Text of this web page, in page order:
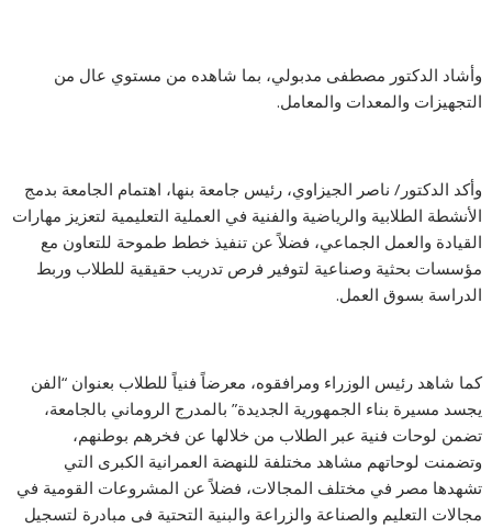
وأشاد الدكتور مصطفى مدبولي، بما شاهده من مستوي عال من
التجهيزات والمعدات والمعامل.
وأكد الدكتور/ ناصر الجيزاوي، رئيس جامعة بنها، اهتمام الجامعة بدمج
الأنشطة الطلابية والرياضية والفنية في العملية التعليمية لتعزيز مهارات
القيادة والعمل الجماعي، فضلاً عن تنفيذ خطط طموحة للتعاون مع
مؤسسات بحثية وصناعية لتوفير فرص تدريب حقيقية للطلاب وربط
الدراسة بسوق العمل.
كما شاهد رئيس الوزراء ومرافقوه، معرضاً فنياً للطلاب بعنوان “الفن
يجسد مسيرة بناء الجمهورية الجديدة” بالمدرج الروماني بالجامعة،
تضمن لوحات فنية عبر الطلاب من خلالها عن فخرهم بوطنهم،
وتضمنت لوحاتهم مشاهد مختلفة للنهضة العمرانية الكبرى التي
تشهدها مصر في مختلف المجالات، فضلاً عن المشروعات القومية في
مجالات التعليم والصناعة والزراعة والبنية التحتية فى مبادرة لتسجيل